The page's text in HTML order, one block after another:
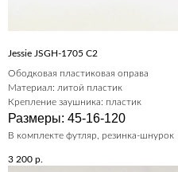
Jessie JSGH-1705 C2
Ободковая пластиковая оправа
Материал: литой пластик
Крепление заушника: пластик
Размеры: 45-16-120
В комплекте футляр, резинка-шнурок
3 200 р.